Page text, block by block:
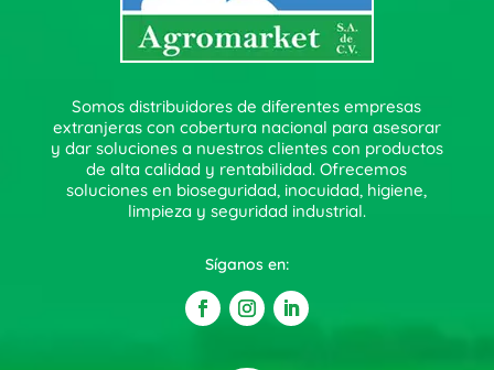
Somos distribuidores de diferentes empresas
extranjeras con cobertura nacional para asesorar
y dar soluciones a nuestros clientes con productos
de alta calidad y rentabilidad. Ofrecemos
soluciones en bioseguridad, inocuidad, higiene,
limpieza y seguridad industrial.
Síganos en: